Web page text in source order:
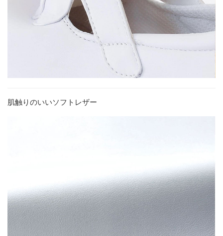
肌触りのいいソフトレザー